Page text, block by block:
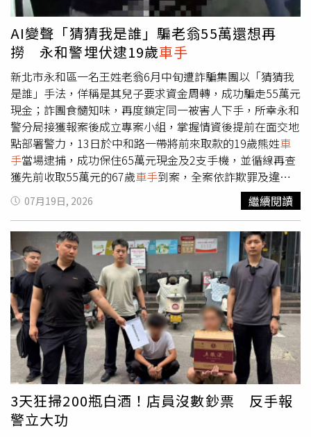
使用變造車牌、遮蔽車牌、非法改裝車體及排氣設備、危險
駕駛、逆向行駛、無照駕駛等多項違規，共開出77張罰單，
依法最高可裁罰新台幣150萬元。警方強調，未來將持續針
對易聚集飆車熱點加強巡邏及科技執法，呼籲民眾切勿以身
試法，共同維護道路交通安全與居民生活安寧。
AI變聲「猜猜我是誰」騙老翁55萬還想再
撈 永和警埋伏逮19歲車手
新北市永和區一名王姓老翁6月中旬遭詐騙集團以「猜猜我
是誰」手法，佯稱是其兒子要求資金周轉，成功騙走55萬元
現金；詐團食髓知味，再度鎖定同一被害人下手，所幸永和
警分局接獲報案後成立專案小組，掌握情資後提前在面交地
點部署警力，13日於中和路一帶將前來取款的19歲熊姓車
手當場逮捕，成功保住65萬元現金及2支手機，並循線再查
獲先前收取55萬元的67歲車手到案，全案依詐欺罪及違反
洗錢防制法等罪嫌移送新北地檢署，熊男經法院裁定羈押禁
見。警方調查，王男於6月中旬接獲一通電話，對方聲音酷
似其兒子，自稱因換新手機要求被害人重新加LINE帳號，
隨後以生意資金周轉為由，委託友人到住處代為取款。王男
一時未加查證，誤信說詞交付55萬元現金，事後向兒子確認
才驚覺遭騙，立即報警。永和分局成立專案小組追查期間，
詐團竟再度出手，對同一被害人故技重施，試圖再騙取65萬
元。警方掌握情資後布置埋伏，待熊姓車手現身取款時當場
將其壓制上銬，查扣65萬元現金及手機等證物。警方指出，
近年詐騙集團除利用「猜猜我是誰」、「換手機號碼」等傳
統話術，更結合AI聲音模擬技術，搭配駭客入侵、釣魚簡訊
及地下個資交易取得個人資訊，再假冒親友博取信任。永和
分局提醒，民眾接獲疑似親友借款或要求更換聯絡方式的電
話，應立即掛斷後以原有方式向本人查證，並建議與家中長
輩預先設定專屬通關密語，以快速辨別真偽；如有疑問，請
07月19日, 2026 繼續閱讀
3天狂掃200瓶白酒！店員沒數鈔票 反手報
警立大功